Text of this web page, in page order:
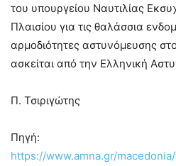
του υπουργείου Ναυτιλίας
Πλαισίου για τις θαλάσσια
αρμοδιότητες αστυνόμευσης
ασκείται από την Ελληνική
Π. Τσιριγώτης
Πηγή:
https://www.amna.gr/